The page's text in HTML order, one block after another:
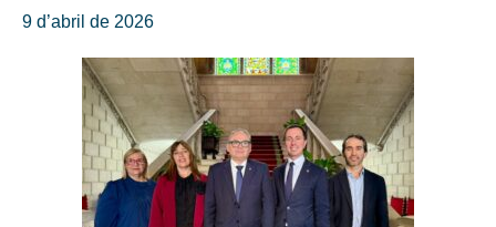
9 d’abril de 2026